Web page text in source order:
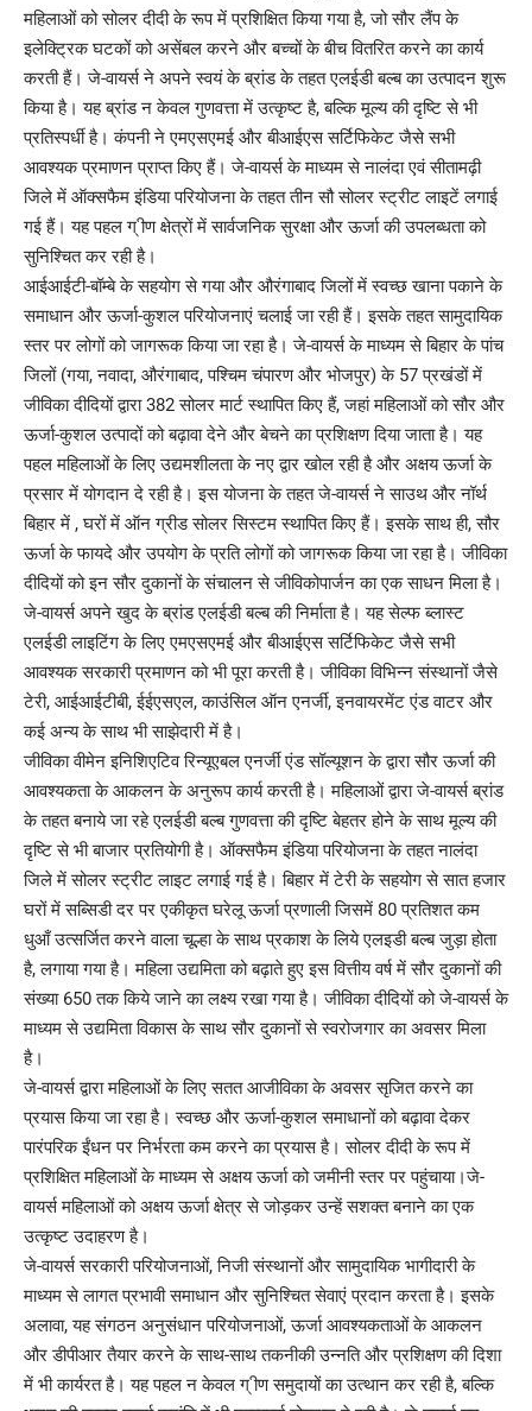
महिलाओं को सोलर दीदी के रूप में प्रशिक्षित किया गया है, जो सौर लैंप के
इलेक्ट्रिक घटकों को असेंबल करने और बच्चों के बीच वितरित करने का कार्य
करती हैं। जे-वायर्स ने अपने स्वयं के ब्रांड के तहत एलईडी बल्ब का उत्पादन शुरू
किया है। यह ब्रांड न केवल गुणवत्ता में उत्कृष्ट है, बल्कि मूल्य की दृष्टि से भी
प्रतिस्पर्धी है। कंपनी ने एमएसएमई और बीआईएस सर्टिफिकेट जैसे सभी
आवश्यक प्रमाणन प्राप्त किए हैं। जे-वायर्स के माध्यम से नालंदा एवं सीतामढ़ी
जिले में ऑक्सफैम इंडिया परियोजना के तहत तीन सौ सोलर स्ट्रीट लाइटें लगाई
गई हैं। यह पहल ग् ीण क्षेत्रों में सार्वजनिक सुरक्षा और ऊर्जा की उपलब्धता को
सुनिश्चित कर रही है।
आईआईटी-बॉम्बे के सहयोग से गया और औरंगाबाद जिलों में स्वच्छ खाना पकाने के
समाधान और ऊर्जा-कुशल परियोजनाएं चलाई जा रही हैं। इसके तहत सामुदायिक
स्तर पर लोगों को जागरूक किया जा रहा है। जे-वायर्स के माध्यम से बिहार के पांच
जिलों (गया, नवादा, औरंगाबाद, पश्चिम चंपारण और भोजपुर) के 57 प्रखंडों में
जीविका दीदियों द्वारा 382 सोलर मार्ट स्थापित किए हैं, जहां महिलाओं को सौर और
ऊर्जा-कुशल उत्पादों को बढ़ावा देने और बेचने का प्रशिक्षण दिया जाता है। यह
पहल महिलाओं के लिए उद्यमशीलता के नए द्वार खोल रही है और अक्षय ऊर्जा के
प्रसार में योगदान दे रही है। इस योजना के तहत जे-वायर्स ने साउथ और नॉर्थ
बिहार में , घरों में ऑन ग्रीड सोलर सिस्टम स्थापित किए हैं। इसके साथ ही, सौर
ऊर्जा के फायदे और उपयोग के प्रति लोगों को जागरूक किया जा रहा है। जीविका
दीदियों को इन सौर दुकानों के संचालन से जीविकोपार्जन का एक साधन मिला है।
जे-वायर्स अपने खुद के ब्रांड एलईडी बल्ब की निर्माता है। यह सेल्फ ब्लास्ट
एलईडी लाइटिंग के लिए एमएसएमई और बीआईएस सर्टिफिकेट जैसे सभी
आवश्यक सरकारी प्रमाणन को भी पूरा करती है। जीविका विभिन्न संस्थानों जैसे
टेरी, आईआईटीबी, ईईएसएल, काउंसिल ऑन एनर्जी, इनवायरमेंट एंड वाटर और
कई अन्य के साथ भी साझेदारी में है।
जीविका वीमेन इनिशिएटिव रिन्यूएबल एनर्जी एंड सॉल्यूशन के द्वारा सौर ऊर्जा की
आवश्यकता के आकलन के अनुरूप कार्य करती है। महिलाओं द्वारा जे-वायर्स ब्रांड
के तहत बनाये जा रहे एलईडी बल्ब गुणवत्ता की दृष्टि बेहतर होने के साथ मूल्य की
दृष्टि से भी बाजार प्रतियोगी है। ऑक्सफैम इंडिया परियोजना के तहत नालंदा
जिले में सोलर स्ट्रीट लाइट लगाई गई है। बिहार में टेरी के सहयोग से सात हजार
घरों में सब्सिडी दर पर एकीकृत घरेलू ऊर्जा प्रणाली जिसमें 80 प्रतिशत कम
धुआँ उत्सर्जित करने वाला चूल्हा के साथ प्रकाश के लिये एलइडी बल्ब जुड़ा होता
है, लगाया गया है। महिला उद्यमिता को बढ़ाते हुए इस वित्तीय वर्ष में सौर दुकानों की
संख्या 650 तक किये जाने का लक्ष्य रखा गया है। जीविका दीदियों को जे-वायर्स के
माध्यम से उद्यमिता विकास के साथ सौर दुकानों से स्वरोजगार का अवसर मिला
है।
जे-वायर्स द्वारा महिलाओं के लिए सतत आजीविका के अवसर सृजित करने का
प्रयास किया जा रहा है। स्वच्छ और ऊर्जा-कुशल समाधानों को बढ़ावा देकर
पारंपरिक ईंधन पर निर्भरता कम करने का प्रयास है। सोलर दीदी के रूप में
प्रशिक्षित महिलाओं के माध्यम से अक्षय ऊर्जा को जमीनी स्तर पर पहुंचाया।जे-
वायर्स महिलाओं को अक्षय ऊर्जा क्षेत्र से जोड़कर उन्हें सशक्त बनाने का एक
उत्कृष्ट उदाहरण है।
जे-वायर्स सरकारी परियोजनाओं, निजी संस्थानों और सामुदायिक भागीदारी के
माध्यम से लागत प्रभावी समाधान और सुनिश्चित सेवाएं प्रदान करता है। इसके
अलावा, यह संगठन अनुसंधान परियोजनाओं, ऊर्जा आवश्यकताओं के आकलन
और डीपीआर तैयार करने के साथ-साथ तकनीकी उन्नति और प्रशिक्षण की दिशा
में भी कार्यरत है। यह पहल न केवल ग् ीण समुदायों का उत्थान कर रही है, बल्कि